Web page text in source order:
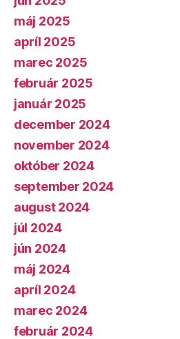
máj 2025
apríl 2025
marec 2025
február 2025
január 2025
december 2024
november 2024
október 2024
september 2024
august 2024
júl 2024
jún 2024
máj 2024
apríl 2024
marec 2024
február 2024